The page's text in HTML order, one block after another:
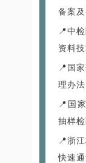
备案及
📍中
资料技
📍国
理办
📍国
抽样
📍浙
快速通